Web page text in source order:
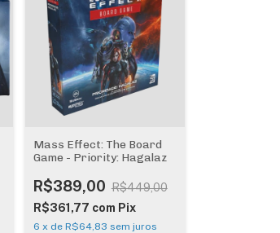
Mass Effect: The Board
Game - Priority: Hagalaz
R$389,00 R$449,00
R$361,77 com Pix
6 x de R$64,83 sem juros